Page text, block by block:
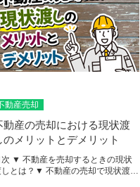
動産売却
動産の売却における現状渡
のメリットとデメリット
却するときの現状
しとは？▼ 不動産の売却で現状渡し